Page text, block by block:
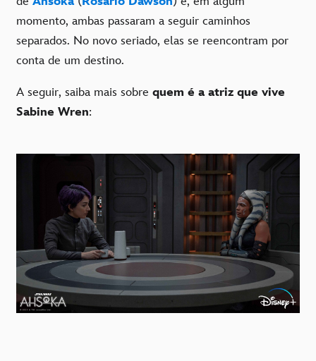
momento, ambas passaram a seguir caminhos
separados. No novo seriado, elas se reencontram por
conta de um destino.
A seguir, saiba mais sobre quem é a atriz que vive
Sabine Wren: